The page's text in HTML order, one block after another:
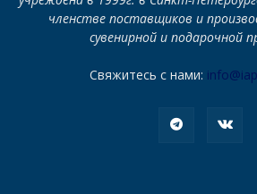
членстве поставщиков и
сувенирной и подарочной
Свяжитесь с нами: